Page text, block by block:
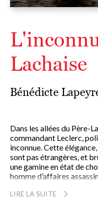
Lachaise
Bénédicte
Dans les allées du Père-
commandant Leclerc,
inconnue. Cette
sont pas étrangères, et
une gamine en état de
homme d’affaires
LIRE LA SUITE